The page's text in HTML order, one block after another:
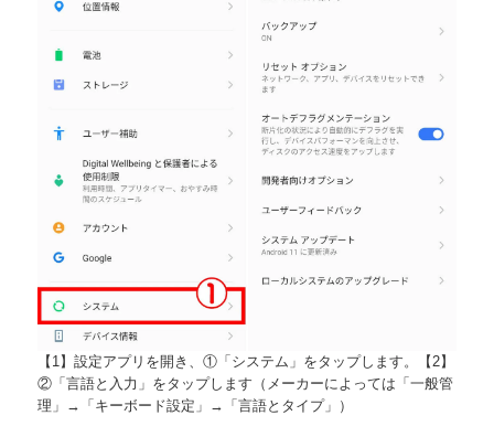
【1】設定アプリを開き、①「システム」をタップします。【2】
②「言語と入力」をタップします（メーカーによっては「一般管
理」→「キーボード設定」→「言語とタイプ」）